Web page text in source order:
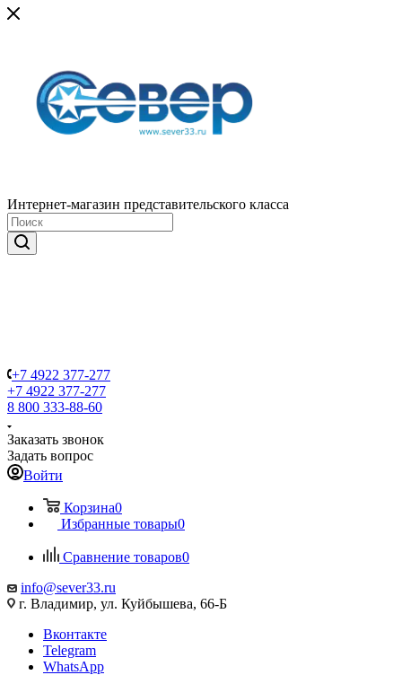
Интернет-магазин представительского класса
+7 4922 377-277
+7 4922 377-277
8 800 333-88-60
Заказать звонок
Задать вопрос
Войти
Корзина0
Избранные товары0
Сравнение товаров0
info@sever33.ru
г. Владимир, ул. Куйбышева, 66-Б
Вконтакте
Telegram
WhatsApp